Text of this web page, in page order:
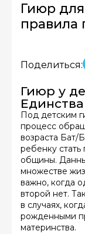
Гиюр
правила
Поделиться:
Гиюр у
Под детским
процесс
возраста Бат/
ребенку
общины.
множестве
важно, когда
второй нет.
в случаях,
рожденными
материнства.